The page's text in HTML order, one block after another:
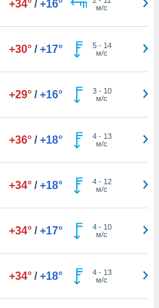
+34° / +16°
м/с
+30° / +17° 5- 14
м/с
+29° / +16° 3- 10
м/с
+36° / +18° 4- 13
м/с
+34° / +18° 4- 12
м/с
+34° / +17° 4- 10
м/с
+34° / +18° 4- 13
м/с